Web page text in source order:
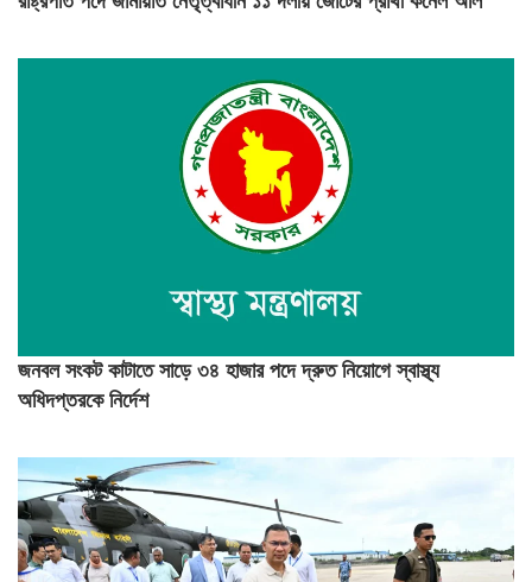
জনবল সংকট কাটাতে সাড়ে ৩৪ হাজার পদে দ্রুত নিয়োগে স্বাস্থ্য
অধিদপ্তরকে নির্দেশ